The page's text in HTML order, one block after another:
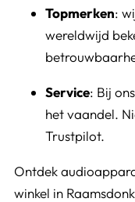
Topmerken:
wereldwijd
Service: Bij
het vaandel.
Trustpilot.
Ontdek
winkel in